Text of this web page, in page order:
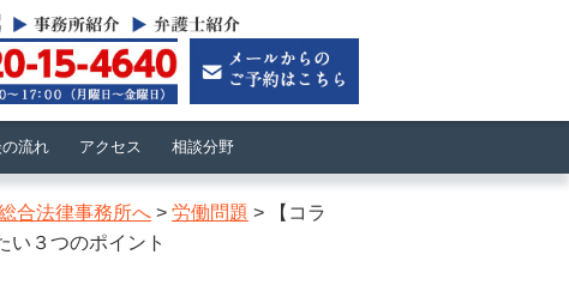
の流れ アクセス 相談分野
合法律事務所へ > 労働問題 >
【コラ
い３つのポイント